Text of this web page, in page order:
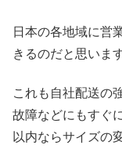
日本の各地域に営
きるのだと思います
これも自社配送の
故障などにもすぐ
以内ならサイズの